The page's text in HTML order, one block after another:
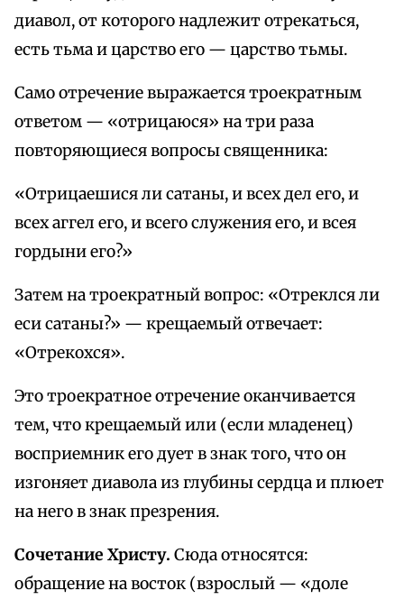
диавол, от которого надлежит отрекаться,
есть тьма и царство его — царство тьмы.
Само отречение выражается троекратным
ответом — «отрицаюся» на три раза
повторяющиеся вопросы священника:
«Отрицаешися ли сатаны, и всех дел его, и
всех аггел его, и всего служения его, и всея
гордыни его?»
Затем на троекратный вопрос: «Отреклся ли
еси сатаны?» — крещаемый отвечает:
«Отрекохся».
Это троекратное отречение оканчивается
тем, что крещаемый или (если младенец)
восприемник его дует в знак того, что он
изгоняет диавола из глубины сердца и плюет
на него в знак презрения.
Сочетание Христу. Сюда относятся:
обращение на восток (взрослый — «доле